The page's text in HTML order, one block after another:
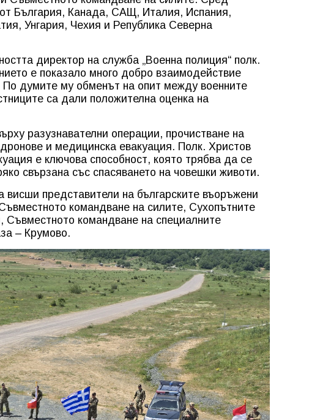
България, Канада, САЩ, Италия, Испания,
Унгария, Чехия и Република Северна
директор на служба „Военна полиция“ полк.
е показало много добро взаимодействие
думите му обменът на опит между военните
са дали положителна оценка на
разузнавателни операции, прочистване на
и медицинска евакуация. Полк. Христов
е ключова способност, която трябва да се
свързана със спасяването на човешки животи.
представители на българските въоръжени
командване на силите, Сухопътните
Съвместното командване на специалните
– Крумово.